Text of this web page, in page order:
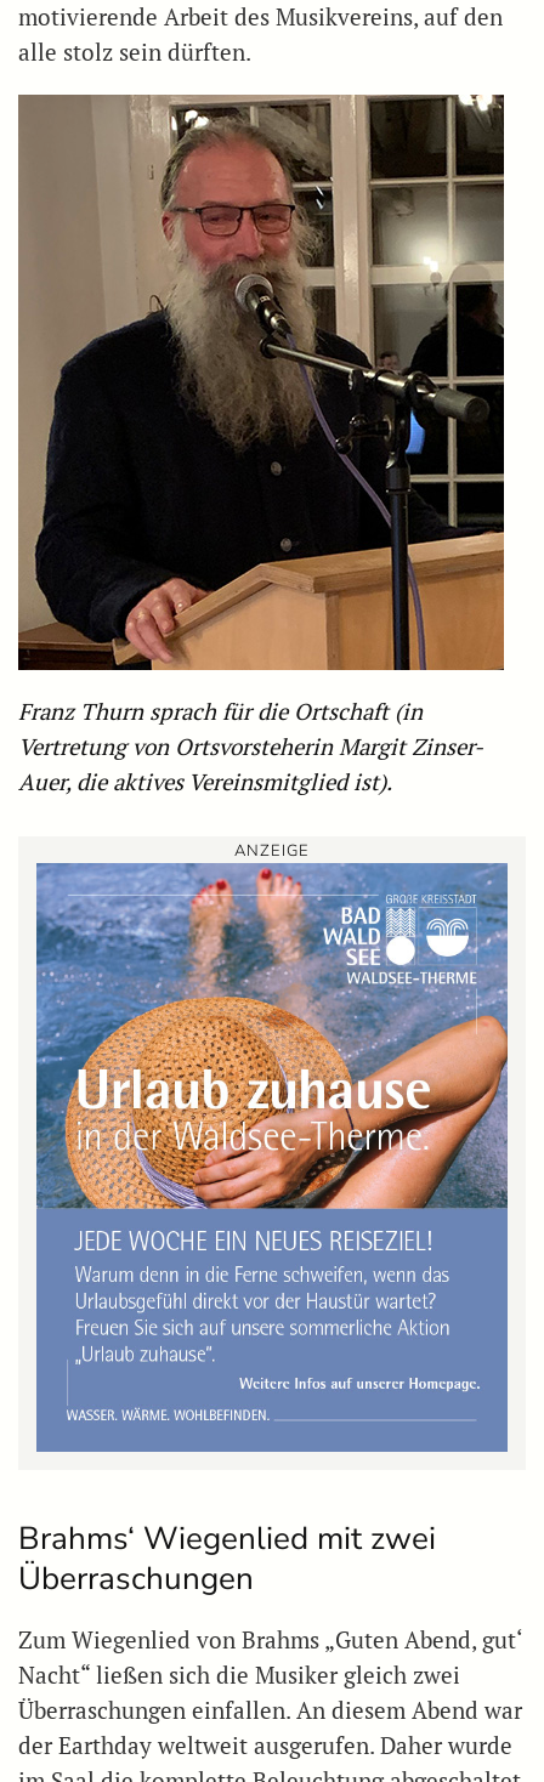
motivierende Arbeit des Musikvereins, auf den
alle stolz sein dürften.
Franz Thurn sprach für die Ortschaft (in
Vertretung von Ortsvorsteherin Margit Zinser-
Auer, die aktives Vereinsmitglied ist).
ANZEIGE
Brahms‘ Wiegenlied mit zwei
Überraschungen
Zum Wiegenlied von Brahms „Guten Abend, gut‘
Nacht“ ließen sich die Musiker gleich zwei
Überraschungen einfallen. An diesem Abend war
der Earthday weltweit ausgerufen. Daher wurde